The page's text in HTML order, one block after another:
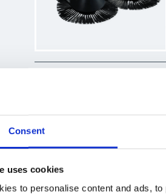
Consent
uses cookies
to personalise content and ads,